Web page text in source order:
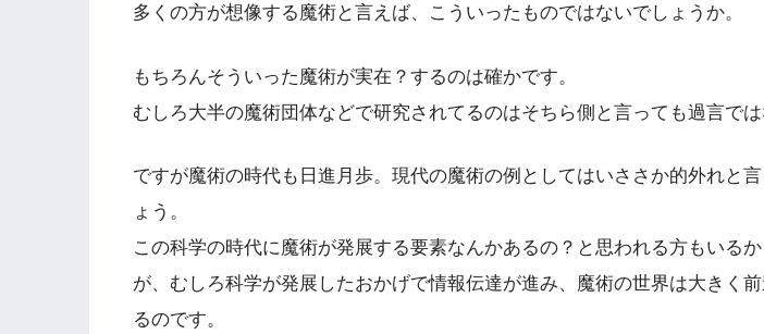
多くの方が想像する魔術と言えば、こういったものではないでしょうか。
もちろんそういった魔術が実在？するのは確かです。
むしろ大半の魔術団体などで研究されてるのはそちら側と言っても過言では
ですが魔術の時代も日進月歩。現代の魔術の例としてはいささか的外れと
ょう。
この科学の時代に魔術が発展する要素なんかあるの？と思われる方もいる
が、むしろ科学が発展したおかげで情報伝達が進み、魔術の世界は大きく
るのです。